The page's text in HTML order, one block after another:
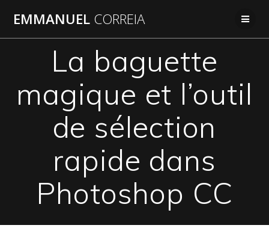
au
EMMANUEL CORREIA
La baguette
magique et l’outil
de sélection
rapide dans
Photoshop CC